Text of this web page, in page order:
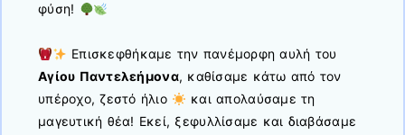
φύση!
Επισκεφθήκαμε την πανέμορφη αυλή του
Αγίου Παντελεήμονα, καθίσαμε κάτω από τον
υπέροχο, ζεστό ήλιο
και απολαύσαμε τη
μαγευτική θέα! Εκεί, ξεφυλλίσαμε και διαβάσαμε